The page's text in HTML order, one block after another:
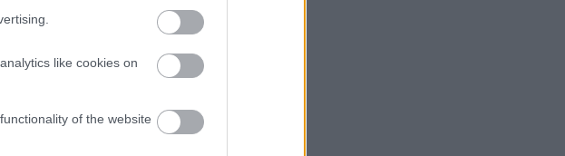
like cookies on
of the website
Menschen